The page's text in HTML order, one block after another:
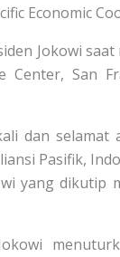
Economic
Jokowi
San
dan selamat
Pasifik,
yang